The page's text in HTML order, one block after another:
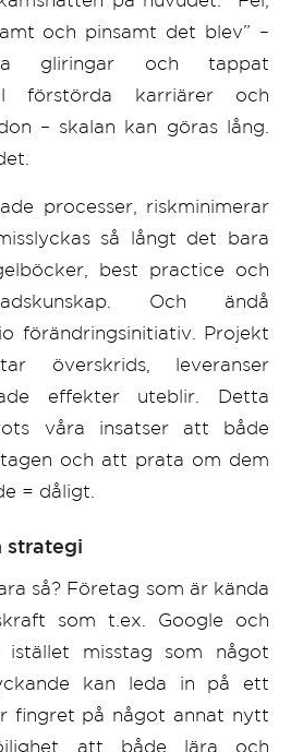
och pinsamt det blev” –
gliringar och tappat
förstörda karriärer och
– skalan kan göras lång.
processer, riskminimerar
så långt det bara
best practice och
Och ändå
förändringsinitiativ. Projekt
överskrids, leveranser
effekter uteblir. Detta
våra insatser att både
och att prata om dem
= dåligt.
strategi
så? Företag som är kända
som t.ex. Google och
istället misstag som något
kan leda in på ett
fingret på något annat nytt
att både lära och